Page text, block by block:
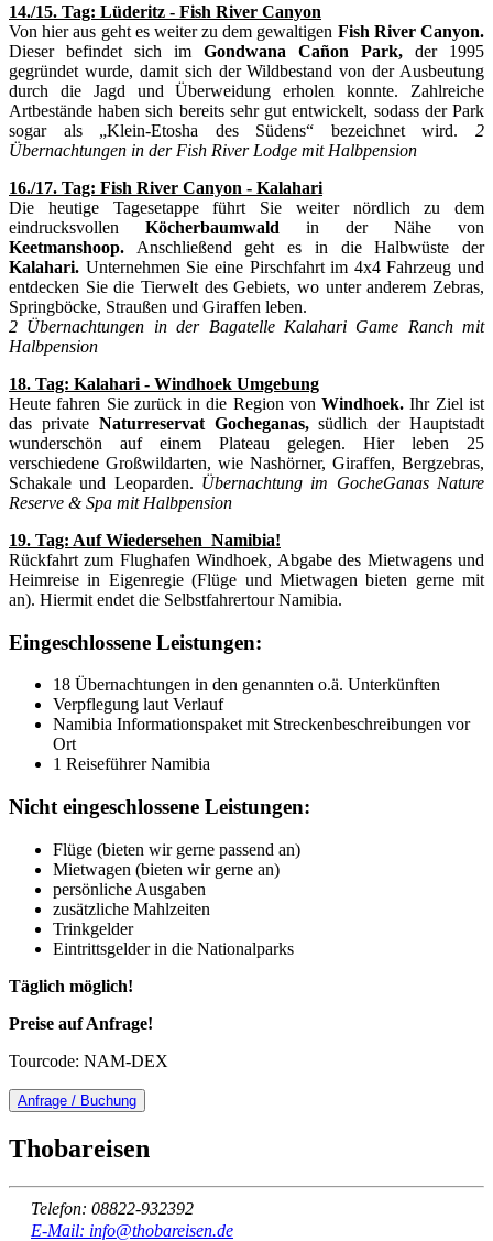
14./15. Tag: Lüderitz - Fish River Canyon
Von hier aus geht es weiter zu dem gewaltigen Fish River Canyon.
Dieser befindet sich im Gondwana Cañon Park, der 1995
gegründet wurde, damit sich der Wildbestand von der Ausbeutung
durch die Jagd und Überweidung erholen konnte. Zahlreiche
Artbestände haben sich bereits sehr gut entwickelt, sodass der Park
sogar als „Klein-Etosha des Südens“ bezeichnet wird. 2
Übernachtungen in der Fish River Lodge mit Halbpension
16./17. Tag: Fish River Canyon - Kalahari
Die heutige Tagesetappe führt Sie weiter nördlich zu dem
eindrucksvollen Köcherbaumwald in der Nähe von
Keetmanshoop. Anschließend geht es in die Halbwüste der
Kalahari. Unternehmen Sie eine Pirschfahrt im 4x4 Fahrzeug und
entdecken Sie die Tierwelt des Gebiets, wo unter anderem Zebras,
Springböcke, Straußen und Giraffen leben.
2 Übernachtungen in der Bagatelle Kalahari Game Ranch mit
Halbpension
18. Tag: Kalahari - Windhoek Umgebung
Heute fahren Sie zurück in die Region vonWindhoek. Ihr Ziel ist
das private Naturreservat Gocheganas,südlich der Hauptstadt
wunderschön auf einem Plateau gelegen. Hier leben 25
verschiedene Großwildarten, wie Nashörner, Giraffen, Bergzebras,
Schakale und Leoparden. Übernachtung im GocheGanas Nature
Reserve & Spa mit Halbpension
19. Tag: Auf Wiedersehen Namibia!
Rückfahrt zum Flughafen Windhoek, Abgabe des Mietwagens und
Heimreise in Eigenregie (Flüge und Mietwagen bieten gerne mit
an). Hiermit endet die Selbstfahrertour Namibia.
Eingeschlossene Leistungen:
18 Übernachtungen in den genannten o.ä. Unterkünften
Verpflegung laut Verlauf
Namibia Informationspaket mit Streckenbeschreibungen vor
Ort
1 Reiseführer Namibia
Nicht eingeschlossene Leistungen:
Flüge (bieten wir gerne passend an)
Mietwagen (bieten wir gerne an)
persönliche Ausgaben
zusätzliche Mahlzeiten
Trinkgelder
Eintrittsgelder in die Nationalparks
Täglich möglich!
Preise auf Anfrage!
Tourcode: NAM-DEX
Anfrage / Buchung
Thobareisen
Telefon: 08822-932392
E-Mail: info@thobareisen.de